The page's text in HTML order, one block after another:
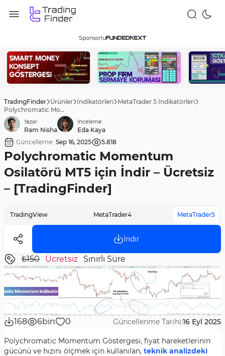
Sponsorlu
TradingFinder Ürünler İndikatörleri MetaTrader 5 İndikatörleri
Polychromatic Momentum Osilatörü MT5 için İndir – Ücretsiz – [TradingFinder]
Yazar:
Ram Nisha
İnceleme:
Eda Kaya
Güncelleme: Sep 16, 2025 5.818
Polychromatic Momentum
Osilatörü MT5 için İndir – Ücretsiz
– [TradingFinder]
TradingView MetaTrader4 MetaTrader5
İndir
₺150 Ücretsiz Sınırlı Süre
168 6bin 0 Güncellenme Tarihi:16 Eyl 2025
Polychromatic Momentum Göstergesi, fiyat hareketlerinin
gücünü ve hızını ölçmek için kullanılan, teknik analizdeki